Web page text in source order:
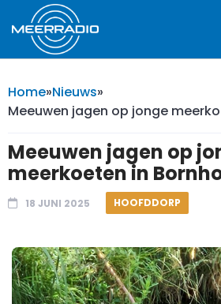
Home»Nieuws»
Meeuwen jagen op jonge
Meeuwen jagen op
meerkoeten in
18 JUNI 2025 HOOFDDORP